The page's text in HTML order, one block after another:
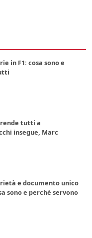
in F1: cosa sono e
tutti a
insegue, Marc
e documento unico
sono e perché servono